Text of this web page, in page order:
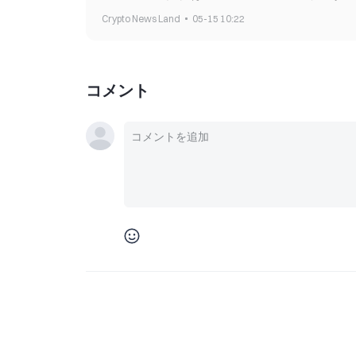
Crypto News Land 05-15 10:22
コメント